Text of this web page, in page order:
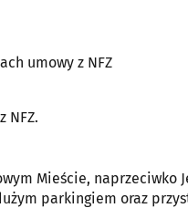
umowy z NFZ
NFZ.
Mieście, naprzeciwko
parkingiem oraz